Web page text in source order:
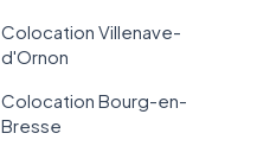
Colocation Villenave-
d'Ornon
Colocation Bourg-en-
Bresse